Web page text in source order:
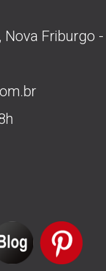
Nova Friburgo